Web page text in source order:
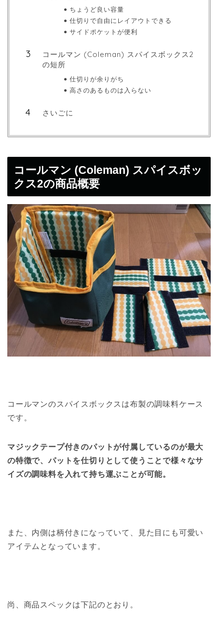
ちょうど良い容量
仕切りで自由にレイアウトできる
サイドポケットが便利
コールマン (Coleman) スパイスボックス2
の短所
仕切りが余りがち
高さのあるものは入らない
さいごに
コールマン (Coleman) スパイスボッ
クス2の商品概要
コールマンのスパイスボックスは布製の調味料ケース
です。
マジックテープ付きのパットが付属しているのが最大
の特徴で、パットを仕切りとして使うことで様々なサ
イズの調味料を入れて持ち運ぶことが可能。
また、内側は柄付きになっていて、見た目にも可愛い
アイテムとなっています。
尚、商品スペックは下記のとおり。